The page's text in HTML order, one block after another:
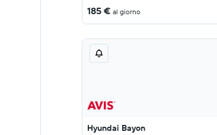
185 € al giorno
Hyundai Bayon